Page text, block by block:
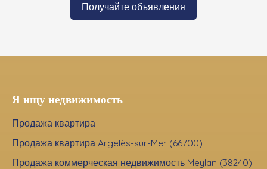
Получайте объявления
Я ищу недвижимость
Продажа квартира
Продажа квартира Argelès-sur-Mer (66700)
Продажа коммерческая недвижимость Meylan (38240)